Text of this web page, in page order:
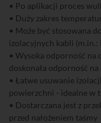
• Po aplikacji proces
• Duży zakres
• Może być stosowana
izolacyjnych kabli (m.in.:
• Wysoka odporność na
doskonała odporność na
• Łatwe usuwanie
powierzchni - idealne w
• Dostarczana jest z
przed nałożeniem taśmy